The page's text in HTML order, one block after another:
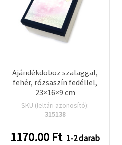
Ajándékdoboz szalaggal,
fehér, rózsaszín fedéllel,
23×16×9 cm
SKU (leltári azonosító):
315138
1170.00 Ft 1-2 darab